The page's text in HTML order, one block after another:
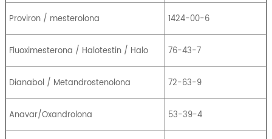
Proviron / mesterolona 1424-00-6
Fluoximesterona / Halotestin / Halo 76-43-7
Dianabol / Metandrostenolona 72-63-9
Anavar/Oxandrolona 53-39-4